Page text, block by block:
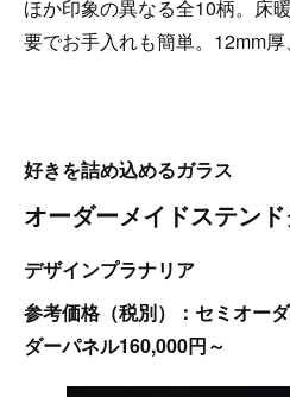
ほか印象の異なる全10柄。床
要でお手入れも簡単。12mm厚
好きを詰め込めるガラス
オーダーメイドステン
デザインプラナリア
参考価格（税別）：セミオー
ダーパネル160,000円～